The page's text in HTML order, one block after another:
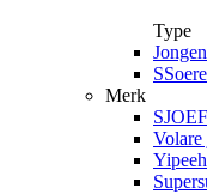
Type
Merk
Volare